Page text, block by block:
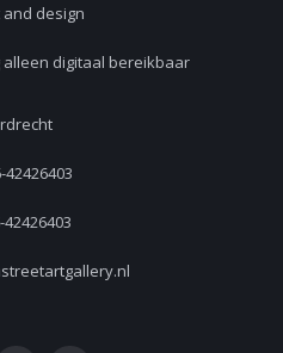
and design
digitaal bereikbaar
42426403
42426403